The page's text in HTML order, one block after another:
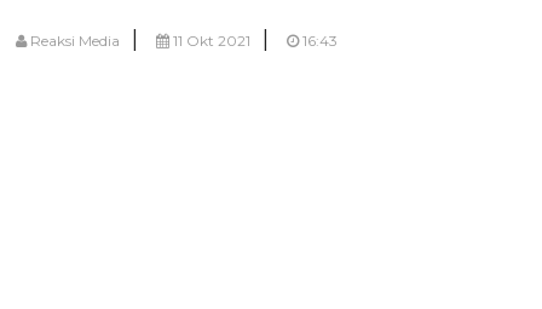
Reaksi Media | 11 Okt 2021 | 16:43